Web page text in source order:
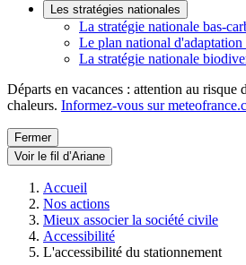
Les stratégies nationales
La stratégie nationale bas-
Le plan national
La stratégie nationale
Départs en vacances : attention au risque
chaleurs. Informez-vous sur
Fermer
Voir le fil d’Ariane
Accueil
Nos actions
Mieux associer la société civile
Accessibilité
L'accessibilité du stationnement